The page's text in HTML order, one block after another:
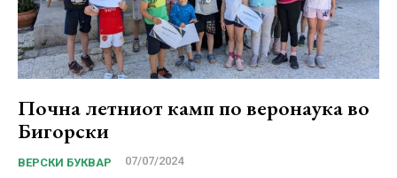
Почна летниот камп по веронаука во
Бигорски
ВЕРСКИ БУКВАР 07/07/2024